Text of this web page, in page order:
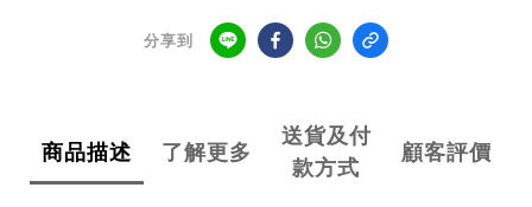
分享到
商品描述 了解更多
送貨及付
款方式
顧客評價